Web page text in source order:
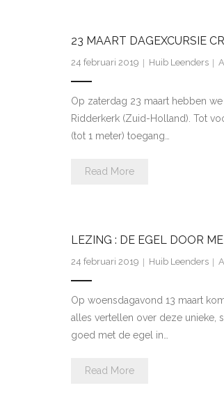
23 MAART DAGEXCURSIE
24 februari 2019 Huib Leenders
Op zaterdag 23 maart hebben
Ridderkerk (Zuid-Holland). Tot
(tot 1 meter) toegang…
Read More
LEZING : DE EGEL DOOR
24 februari 2019 Huib Leenders
Op woensdagavond 13 maart
alles vertellen over deze unieke,
goed met de egel in…
Read More